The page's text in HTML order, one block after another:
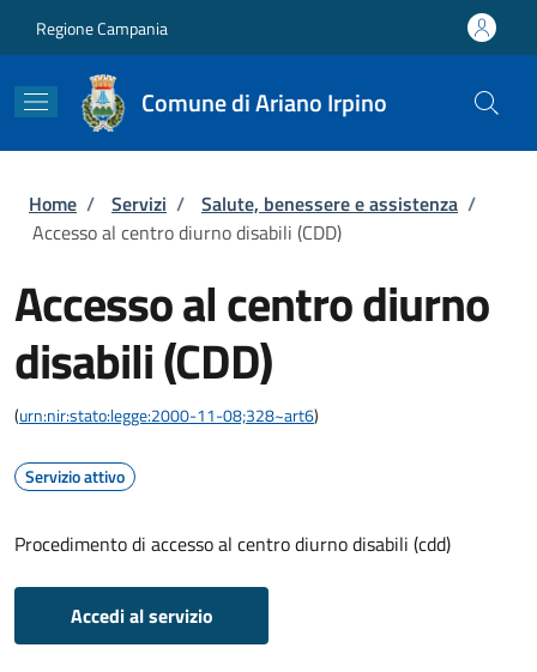
Regione Campania
Comune di Ariano Irpino
Briciole di pane
Home / Servizi / Salute, benessere e assistenza /
Accesso al centro diurno disabili (CDD)
Accesso al centro diurno
disabili (CDD)
(urn:nir:stato:legge:2000-11-08;328~art6)
Servizio attivo
Procedimento di accesso al centro diurno disabili (cdd)
Accedi al servizio